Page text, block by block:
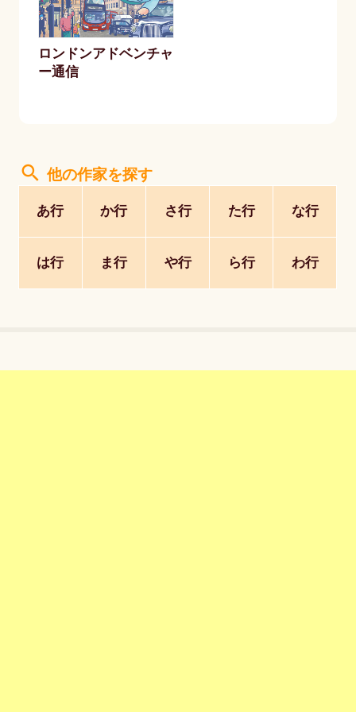
ロンドンアドベンチャ
ー通信
search 他の作家を探す
あ行 か行 さ行 た行 な行
は行 ま行 や行 ら行 わ行